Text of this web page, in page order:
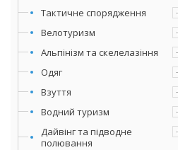
Тактичне спорядження
Велотуризм
Альпінізм та скелелазіння
Одяг
Взуття
Водний туризм
Дайвінг та підводне
полювання